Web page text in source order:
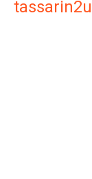
tassarin2u